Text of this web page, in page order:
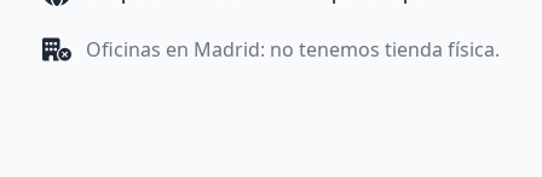
Oficinas en Madrid: no tenemos tienda física.